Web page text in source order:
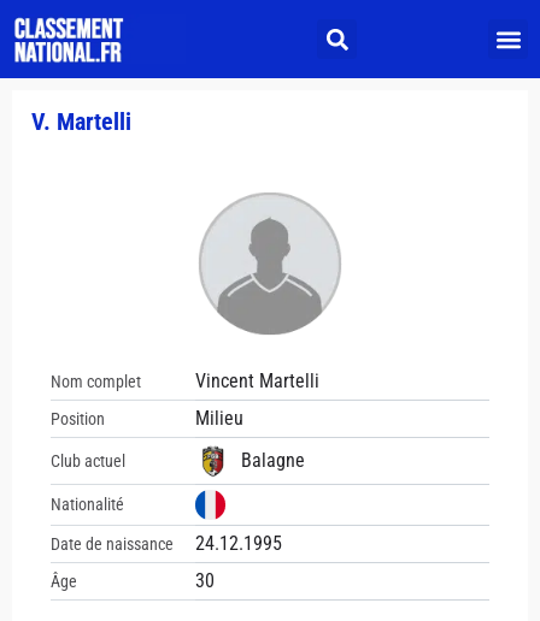
V. Martelli
Nom complet Vincent Martelli
Position Milieu
Club actuel Balagne
Nationalité
Date de naissance 24.12.1995
Âge 30